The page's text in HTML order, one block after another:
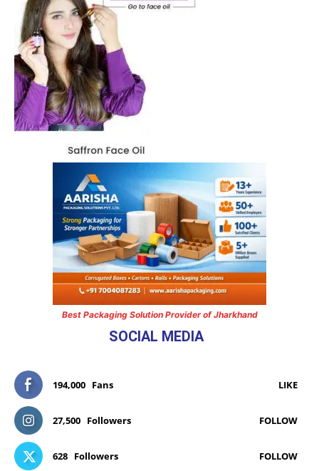
Best Packaging Solution Provider of Jharkhand
SOCIAL MEDIA
194,000 Fans LIKE
27,500 Followers FOLLOW
628 Followers FOLLOW